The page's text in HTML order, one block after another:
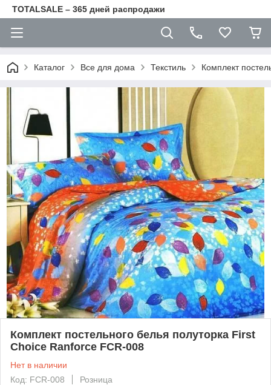
TOTALSALE – 365 дней распродажи
Каталог Все для дома Текстиль Комплект
Комплект постельного белья полуторка First
Choice Ranforce FCR-008
Нет в наличии
Код: FCR-008
Розница